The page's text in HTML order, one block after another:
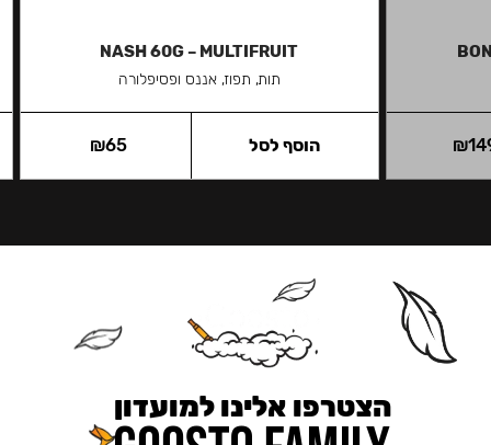
₪
NASH 60G – MULTIFRUIT
תות, תפוז, אננס ופסיפלורה
₪65 הוסף לסל
הצטרפו אלינו למועדון